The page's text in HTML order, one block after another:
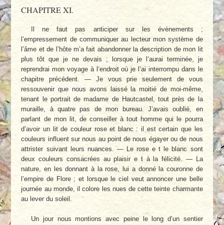
CHAPITRE XI.
Il ne faut pas anticiper sur les évènements ;
l’empressement de communiquer au lecteur mon système de
l’âme et de l’hôte m’a fait abandonner la description de mon lit
plus tôt que je ne devais ; lorsque je l’aurai terminée, je
reprendrai mon voyage à l’endroit où je l’ai interrompu dans le
chapitre précédent. — Je vous prie seulement de vous
ressouvenir que nous avons laissé la moitié de moi-même,
tenant le portrait de madame de Hautcastel, tout près de la
muraille, à quatre pas de mon bureau. J’avais oublié, en
parlant de mon lit, de conseiller à tout homme qui le pourra
d’avoir un lit de couleur rose et blanc : il est certain que les
couleurs influent sur nous au point de nous égayer ou de nous
attrister suivant leurs nuances. — Le rose e t le blanc sont
deux couleurs consacrées au plaisir e t à la félicité. — La
nature, en les donnant à la rose, lui a donné la couronne de
l’empire de Flore ; et lorsque le ciel veut annoncer une belle
journée au monde, il colore les nues de cette teinte charmante
au lever du soleil.
Un jour nous montions avec peine le long d’un sentier